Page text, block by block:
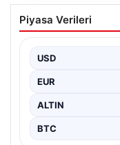
Antalya’daki
iki yeni gözaltı
Piyasa Verileri
USD
EUR
ALTIN
BTC